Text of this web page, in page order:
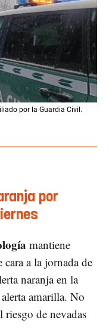
por la Guardia Civil.
por
mantiene
cara a la jornada de
naranja en la
amarilla. No
riesgo de nevadas